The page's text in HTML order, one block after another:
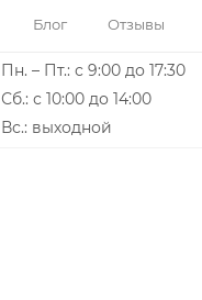
Блог Отзывы
Пн. – Пт.: с 9:00 до 17:30
Сб.: с 10:00 до 14:00
Вс.: выходной